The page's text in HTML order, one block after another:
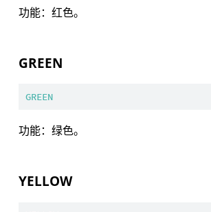
功能：红色。
GREEN
GREEN
功能：绿色。
YELLOW